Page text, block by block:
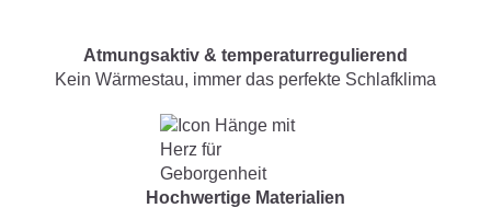
Atmungsaktiv & temperaturregulierend
Kein Wärmestau, immer das perfekte Schlafklima
Hochwertige Materialien